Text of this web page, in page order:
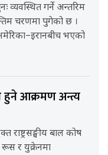
व्यवस्थित गर्ने अन्तरिम
चरणमा पुगेको छ ।
भएको
हुने आक्रमण अन्त्य
राष्ट्रसङ्घीय बाल कोष
र युक्रेनमा